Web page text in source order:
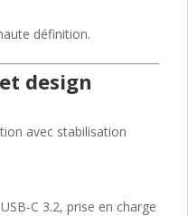
définition.
design
avec stabilisation
C 3.2, prise en charge